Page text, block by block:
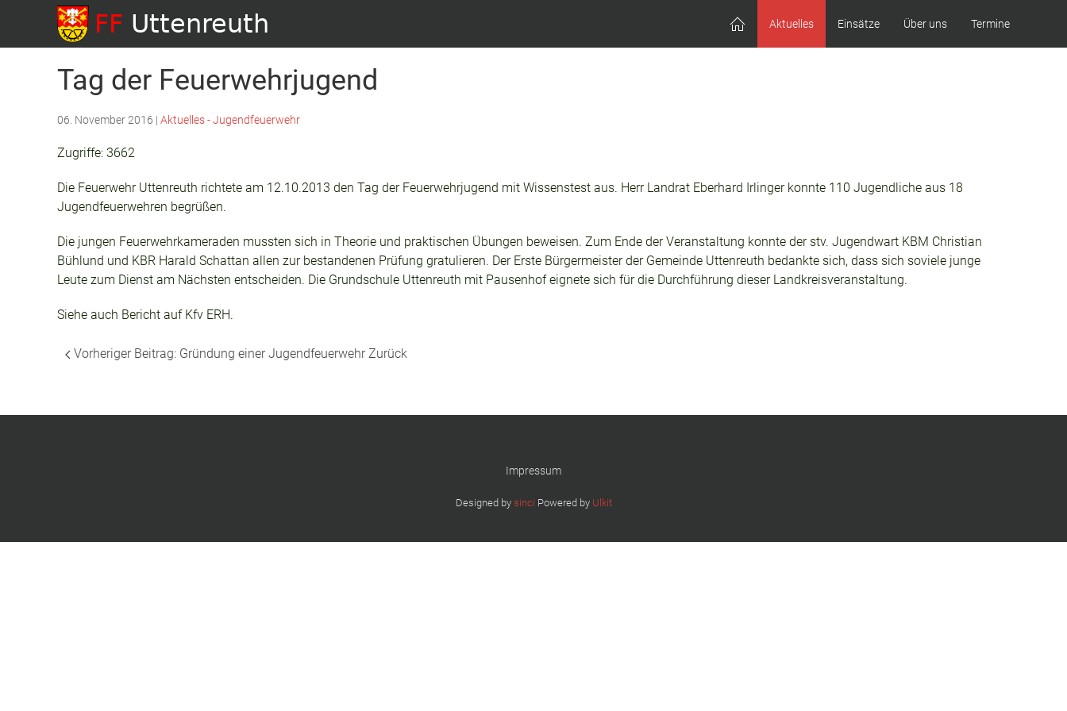
Aktuelles Einsätze Über uns Termine
Tag der Feuerwehrjugend
06. November 2016 | Aktuelles - Jugendfeuerwehr
Zugriffe: 3662
Die Feuerwehr Uttenreuth richtete am 12.10.2013 den Tag der Feuerwehrjugend mit Wissenstest aus. Herr Landrat Eberhard Irlinger konnte 110 Jugendliche aus 18
Jugendfeuerwehren begrüßen.
Die jungen Feuerwehrkameraden mussten sich in Theorie und praktischen Übungen beweisen. Zum Ende der Veranstaltung konnte der stv. Jugendwart KBM Christian
Bühlund und KBR Harald Schattan allen zur bestandenen Prüfung gratulieren. Der Erste Bürgermeister der Gemeinde Uttenreuth bedankte sich, dass sich soviele junge
Leute zum Dienst am Nächsten entscheiden. Die Grundschule Uttenreuth mit Pausenhof eignete sich für die Durchführung dieser Landkreisveranstaltung.
Siehe auch Bericht auf Kfv ERH.
Vorheriger Beitrag: Gründung einer JugendfeuerwehrZurück
Impressum
Designed by sinci Powered by Ulkit